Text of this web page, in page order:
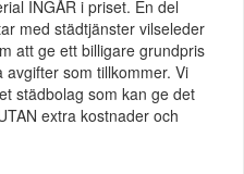
INGÅR i priset. En del
med städtjänster vilseleder
att ge ett billigare grundpris
som tillkommer. Vi
städbolag som kan ge det
extra kostnader och